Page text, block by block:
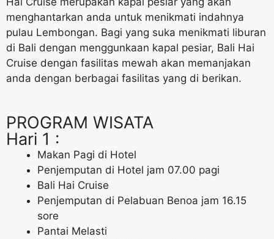
menghantarkan anda untuk menikmati indahnya
pulau Lembongan. Bagi yang suka menikmati liburan
di Bali dengan menggunkaan kapal pesiar, Bali Hai
Cruise dengan fasilitas mewah akan memanjakan
anda dengan berbagai fasilitas yang di berikan.
PROGRAM WISATA
Hari 1 :
Makan Pagi di Hotel
Penjemputan di Hotel jam 07.00 pagi
Bali Hai Cruise
Penjemputan di Pelabuan Benoa jam 16.15
sore
Pantai Melasti